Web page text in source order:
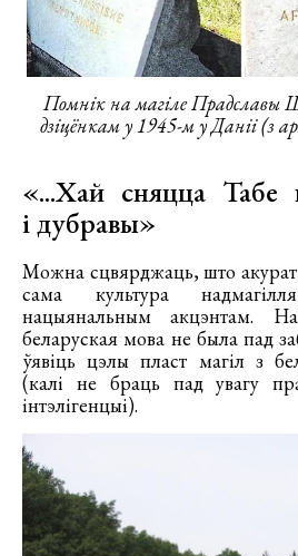
Помнік на магіле Прадславы
дзіцёнкам у 1945-м у Даніі (з
«...Хай сняцца Табе
і дубравы»
Можна сцвярджаць, што
сама культура
нацыянальным акцэнтам.
беларуская мова не была пад
ўявіць цэлы пласт магіл з
(калі не браць пад увагу
інтэлігенцыі).